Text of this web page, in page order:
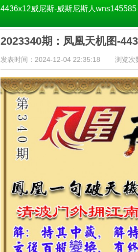
4436x12威尼斯-威斯尼斯人wns145585
2023340期：凤凰天机图-
发表时间：2024-12-04 22:35:18 浏览次